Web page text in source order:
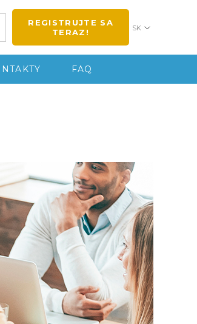
REGISTRUJTE SA
TERAZ!
SK
FAQ